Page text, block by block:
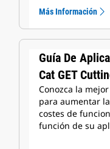
Más Información
Guía De
Cat GET
Conozca la
para aumentar
costes de
función de su